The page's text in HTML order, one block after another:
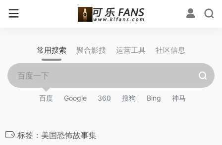
常用搜索 聚合影搜 运营工具 社区信息
百度 Google 360 搜狗 Bing 神马
标签：美国恐怖故事集